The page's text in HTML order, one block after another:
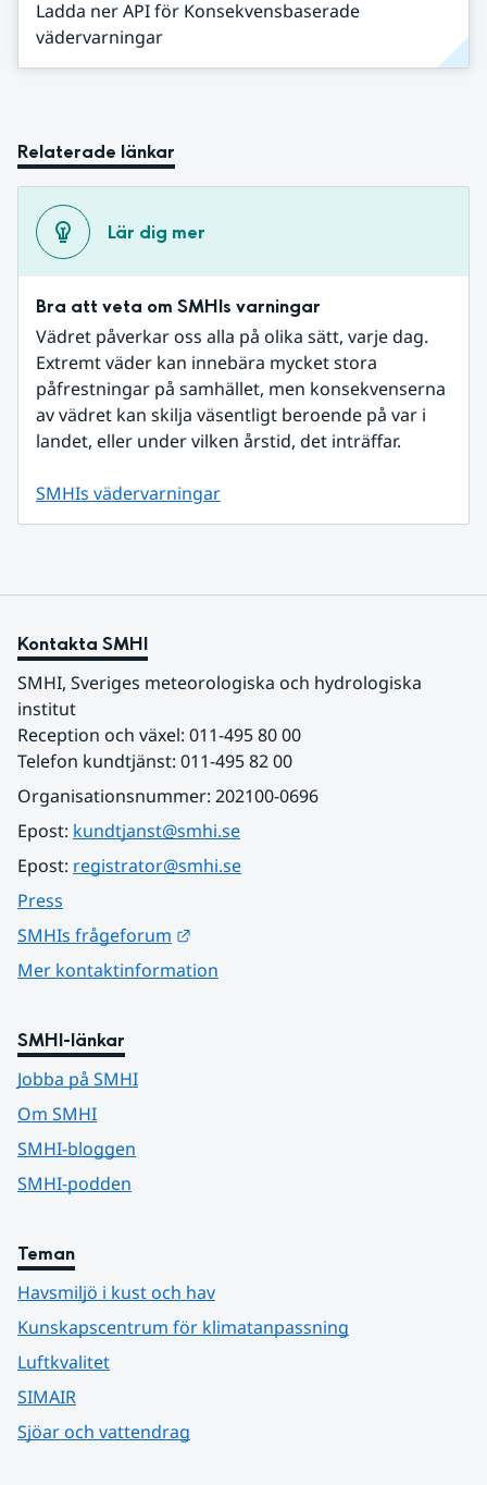
Ladda ner API för Konsekvensbaserade
vädervarningar
Relaterade länkar
Lär dig mer
Bra att veta om SMHIs varningar
Vädret påverkar oss alla på olika sätt, varje dag.
Extremt väder kan innebära mycket stora
påfrestningar på samhället, men konsekvenserna
av vädret kan skilja väsentligt beroende på var i
landet, eller under vilken årstid, det inträffar.
SMHIs vädervarningar
Kontakta SMHI
SMHI, Sveriges meteorologiska och hydrologiska
institut
Reception och växel: 011-495 80 00
Telefon kundtjänst: 011-495 82 00
Organisationsnummer: 202100-0696
Epost: kundtjanst@smhi.se
Epost: registrator@smhi.se
Press
SMHIs frågeforum
Mer kontaktinformation
SMHI-länkar
Jobba på SMHI
Om SMHI
SMHI-bloggen
SMHI-podden
Teman
Havsmiljö i kust och hav
Kunskapscentrum för klimatanpassning
Luftkvalitet
SIMAIR
Sjöar och vattendrag